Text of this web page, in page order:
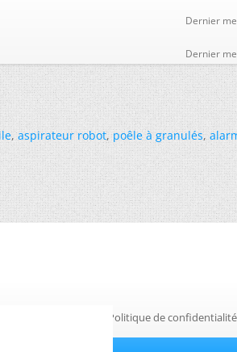
Dernier
Dernier
,aspirateur robot,poêle à granulés,
Politique de confidentialité